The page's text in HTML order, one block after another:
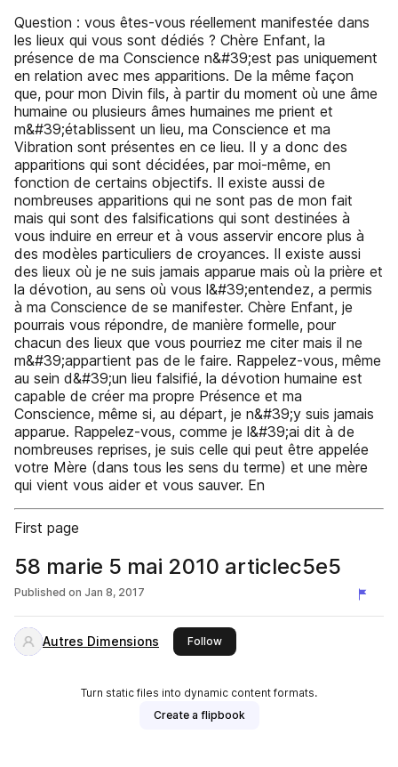
Question : vous êtes-vous réellement manifestée dans
les lieux qui vous sont dédiés ? Chère Enfant, la
présence de ma Conscience n&#39;est pas uniquement
en relation avec mes apparitions. De la même façon
que, pour mon Divin fils, à partir du moment où une âme
humaine ou plusieurs âmes humaines me prient et
m&#39;établissent un lieu, ma Conscience et ma
Vibration sont présentes en ce lieu. Il y a donc des
apparitions qui sont décidées, par moi-même, en
fonction de certains objectifs. Il existe aussi de
nombreuses apparitions qui ne sont pas de mon fait
mais qui sont des falsifications qui sont destinées à
vous induire en erreur et à vous asservir encore plus à
des modèles particuliers de croyances. Il existe aussi
des lieux où je ne suis jamais apparue mais où la prière et
la dévotion, au sens où vous l&#39;entendez, a permis
à ma Conscience de se manifester. Chère Enfant, je
pourrais vous répondre, de manière formelle, pour
chacun des lieux que vous pourriez me citer mais il ne
m&#39;appartient pas de le faire. Rappelez-vous, même
au sein d&#39;un lieu falsifié, la dévotion humaine est
capable de créer ma propre Présence et ma
Conscience, même si, au départ, je n&#39;y suis jamais
apparue. Rappelez-vous, comme je l&#39;ai dit à de
nombreuses reprises, je suis celle qui peut être appelée
votre Mère (dans tous les sens du terme) et une mère
qui vient vous aider et vous sauver. En
First page
58 marie 5 mai 2010 articlec5e5
Published on Jan 8, 2017
Autres Dimensions Followthis publisher
Turn static files into dynamic content formats.
Create a flipbook